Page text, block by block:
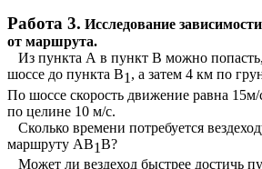
Работа 3. Исследование
от маршрута.
Из пункта А в пункт В можно
шоссе до пункта В1, а затем 4 км по
По шоссе скорость движение равна 15м/
по целине 10 м/с.
Сколько времени потребуется
маршруту АВ1В?
Может ли вездеход быстрее достичь